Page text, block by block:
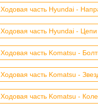
Ходовая часть Hyundai -
Ходовая часть Hyundai -
Ходовая часть Komatsu -
Ходовая часть Komatsu -
Ходовая часть Komatsu -